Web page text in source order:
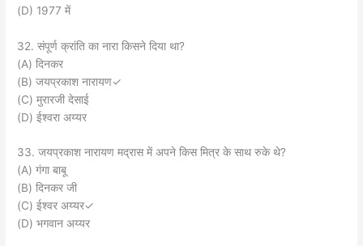
(D) 1977 में
32. संपूर्ण क्रांति का नारा किसने दिया था?
(A) दिनकर
(B) जयप्रकाश नारायण✓
(C) मुरारजी देसाई
(D) ईश्वरा अय्यर
33. जयप्रकाश नारायण मद्रास में अपने किस मित्र के साथ रुके थे?
(A) गंगा बाबू
(B) दिनकर जी
(C) ईश्वर अय्यर✓
(D) भगवान अय्यर